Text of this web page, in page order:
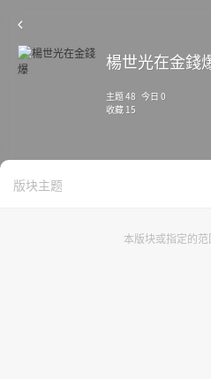
楊世光在金錢
主题 48 今日 0
收藏 15
版块主题
本版块或指定的